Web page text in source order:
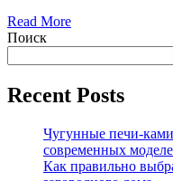
Read More
Поиск
Recent Posts
Чугунные печи-
современных
Как правильно